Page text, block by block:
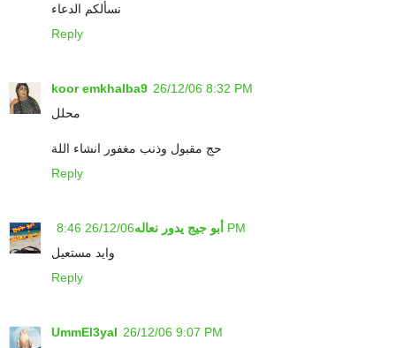
نسألكم الدعاء
Reply
koor emkhalba9 26/12/06 8:32 PM
محلل
حج مقبول وذنب مغفور انشاء اللة
Reply
أبو جيج يدور نعاله 26/12/06 8:46 PM
وايد مستعيل
Reply
UmmEl3yal 26/12/06 9:07 PM